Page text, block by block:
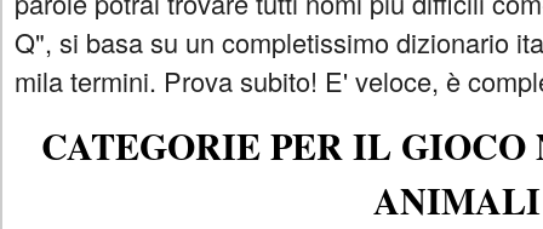
Q", si basa su un completissimo dizionario
mila termini. Prova subito! E' veloce, è
CATEGORIE PER IL
ANIMALI